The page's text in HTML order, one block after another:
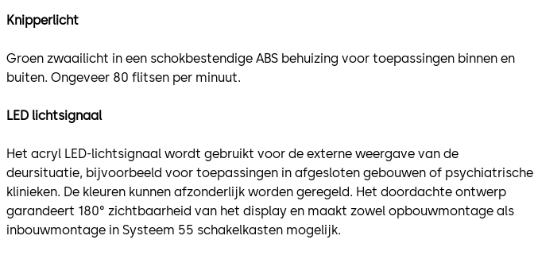
Knipperlicht
Groen zwaailicht in een schokbestendige ABS behuizing voor toepassingen binnen en
buiten. Ongeveer 80 flitsen per minuut.
LED lichtsignaal
Het acryl LED-lichtsignaal wordt gebruikt voor de externe weergave van de
deursituatie, bijvoorbeeld voor toepassingen in afgesloten gebouwen of psychiatrische
klinieken. De kleuren kunnen afzonderlijk worden geregeld. Het doordachte ontwerp
garandeert 180° zichtbaarheid van het display en maakt zowel opbouwmontage als
inbouwmontage in Systeem 55 schakelkasten mogelijk.